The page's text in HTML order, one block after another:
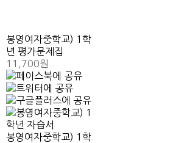
봉영여자중학교) 1학
년 평가문제집
11,700원
봉영여자중학교) 1학